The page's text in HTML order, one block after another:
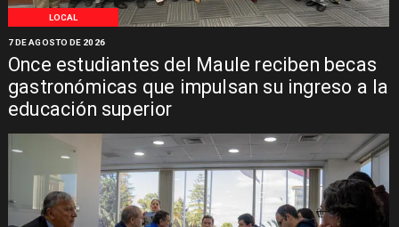
LOCAL
Once estudiantes del Maule reciben becas
gastronómicas que impulsan su ingreso a la
educación superior
7 DE AGOSTO DE 2026